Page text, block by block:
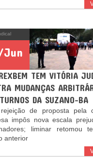
Jun
TEM VITÓRIA
MUDANÇAS
DA SUZANO-BA
de proposta pela
impôs nova escala
liminar retomou
anterior